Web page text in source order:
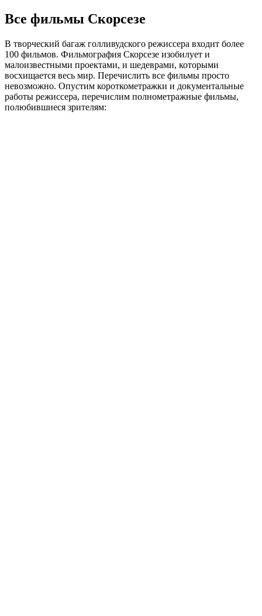
Все фильмы Скорсезе
В творческий багаж голливудского режиссера входит более
100 фильмов. Фильмография Скорсезе изобилует и
малоизвестными проектами, и шедеврами, которыми
восхищается весь мир. Перечислить все фильмы просто
невозможно. Опустим короткометражки и документальные
работы режиссера, перечислим полнометражные фильмы,
полюбившиеся зрителям: